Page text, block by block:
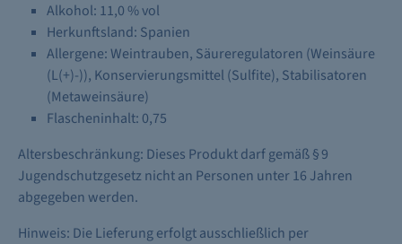
Alkohol: 11,0 % vol
Herkunftsland: Spanien
Allergene:Weintrauben, Säureregulatoren (Weinsäure
(L(+)-)), Konservierungsmittel (Sulfite), Stabilisatoren
(Metaweinsäure)
Flascheninhalt: 0,75
Altersbeschränkung: Dieses Produkt darf gemäß § 9
Jugendschutzgesetz nicht an Personen unter 16 Jahren
abgegeben werden.
Hinweis: Die Lieferung erfolgt ausschließlich per